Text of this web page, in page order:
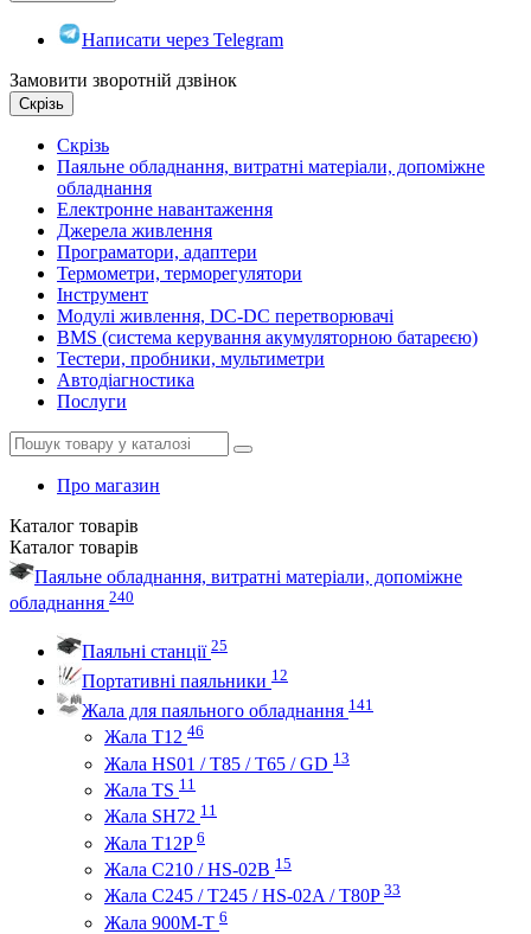
Написати через Telegram
Замовити зворотній дзвінок
Скрізь
Скрізь
Паяльне обладнання, витратні матеріали, допоміжне
обладнання
Електронне навантаження
Джерела живлення
Програматори, адаптери
Термометри, терморегулятори
Інструмент
Модулі живлення, DC-DC перетворювачі
BMS (система керування акумуляторною батареєю)
Тестери, пробники, мультиметри
Автодіагностика
Послуги
Про магазин
Каталог товарів
Каталог товарів
Паяльне обладнання, витратні матеріали, допоміжне
обладнання 240
Паяльні станції 25
Портативні паяльники 12
Жала для паяльного обладнання 141
Жала Т12 46
Жала HS01 / T85 / T65 / GD 13
Жала TS 11
Жала SH72 11
Жала T12P 6
Жала C210 / HS-02B 15
Жала C245 / T245 / HS-02A / T80P 33
Жала 900M-T 6